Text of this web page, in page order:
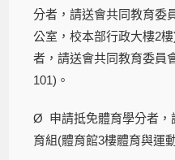
分者，請送會共同教育委
公室，校本部行政大樓2
者，請送會共同教育委員
101)。
Ø 申請抵免體育學分者，
育組(體育館3樓體育與運